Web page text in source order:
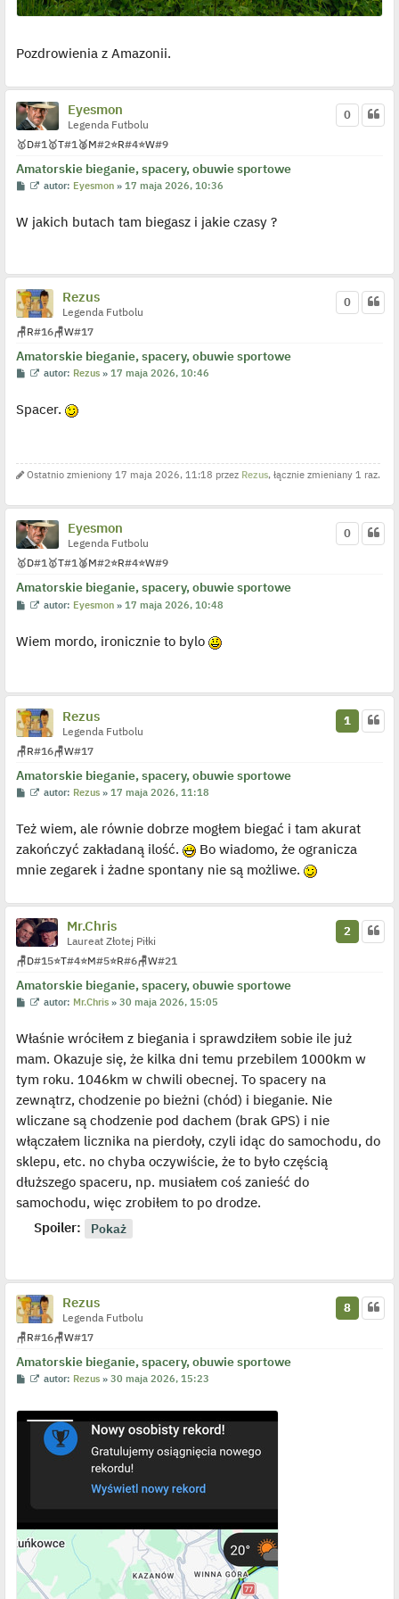
Pozdrowienia z Amazonii.
Eyesmon
Legenda Futbolu
🥇D#1🥇T#1🥈M#2⭐R#4⭐W#9
Amatorskie bieganie, spacery, obuwie sportowe
0
P
t
W
w
p
o
j
e
y
c
z
o
s
autor: Eyesmon »17 maja 2026, 10:36
W jakich butach tam biegasz i jakie czasy ?
Rezus
Legenda Futbolu
🪑R#16🪑W#17
Amatorskie bieganie, spacery, obuwie sportowe
0
P
t
W
w
p
o
d
y
n
c
z
y
p
o
s
autor: Rezus »17 maja 2026, 10:46
Spacer.
Ostatnio zmieniony 17 maja 2026, 11:18 przez Rezus, łącznie zmieniany 1 raz.
Eyesmon
Legenda Futbolu
🥇D#1🥇T#1🥈M#2⭐R#4⭐W#9
Amatorskie bieganie, spacery, obuwie sportowe
0
P
t
W
w
i
p
o
j
e
y
c
z
o
s
t
autor: Eyesmon »17 maja 2026, 10:48
Wiem mordo, ironicznie to bylo
Rezus
Legenda Futbolu
🪑R#16🪑W#17
Amatorskie bieganie, spacery, obuwie sportowe
1
P
t
W
w
i
e
l
j
e
d
y
c
y
p
t
autor: Rezus »17 maja 2026, 11:18
Też wiem, ale równie dobrze mogłem biegać i tam akurat
zakończyć zakładaną ilość.
Bo wiadomo, że ogranicza
mnie zegarek i żadne spontany nie są możliwe.
Mr.Chris
Laureat Złotej Piłki
🪑D#15⭐T#4⭐M#5⭐R#6🪑W#21
Amatorskie bieganie, spacery, obuwie sportowe
2
P
t
W
w
i
e
o
j
e
d
n
z
y
p
o
s
autor: Mr.Chris »30 maja 2026, 15:05
Właśnie wróciłem z biegania i sprawdziłem sobie ile już
mam. Okazuje się, że kilka dni temu przebilem 1000km w
tym roku. 1046km w chwili obecnej. To spacery na
zewnątrz, chodzenie po bieżni (chód) i bieganie. Nie
wliczane są chodzenie pod dachem (brak GPS) i nie
włączałem licznika na pierdoły, czyli idąc do samochodu, do
sklepu, etc. no chyba oczywiście, że to było częścią
dłuższego spaceru, np. musiałem coś zanieść do
samochodu, więc zrobiłem to po drodze.
Spoiler:
Rezus
Legenda Futbolu
🪑R#16🪑W#17
Amatorskie bieganie, spacery, obuwie sportowe
8
P
t
W
w
i
e
t
y
n
c
p
autor: Rezus »30 maja 2026, 15:23